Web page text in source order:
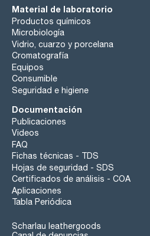
Material de laboratorio
Productos químicos
Microbiología
Vidrio, cuarzo y porcelana
Cromatografía
Equipos
Consumible
Seguridad e higiene
Documentación
Publicaciones
Videos
FAQ
Fichas técnicas - TDS
Hojas de seguridad - SDS
Certificados de análisis - COA
Aplicaciones
Tabla Periódica
Scharlau leathergoods